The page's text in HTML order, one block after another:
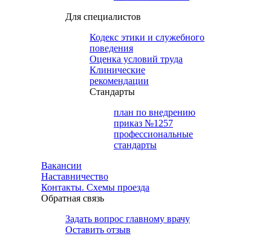
Для специалистов
Кодекс этики и служебного
поведения
Оценка условий труда
Клинические
рекомендации
Cтандарты
план по внедрению
приказ №1257
профессиональные
стандарты
Вакансии
Наставничество
Контакты. Схемы проезда
Обратная связь
Задать вопрос главному врачу
Оставить отзыв